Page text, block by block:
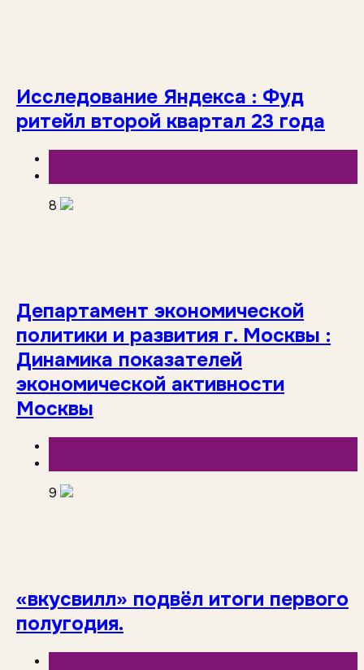
Исследование Яндекса : Фуд
ритейл второй квартал 23 года
8
Департамент экономической
политики и развития г. Москвы :
Динамика показателей
экономической активности
Москвы
9
«вкусвилл» подвёл итоги первого
полугодия.